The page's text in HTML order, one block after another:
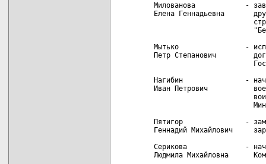
Милованова            -
Елена Геннадьевна
Мытько                -
Петр Степанович
Нагибин               -
Иван Петрович
Пятигор               -
Геннадий Михайлович
Серикова              -
Людмила Михайловна